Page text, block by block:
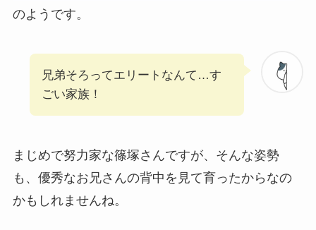
のようです。
兄弟そろってエリートなんて…す
ごい家族！
まじめで努力家な篠塚さんですが、そんな姿勢
も、優秀なお兄さんの背中を見て育ったからなの
かもしれませんね。